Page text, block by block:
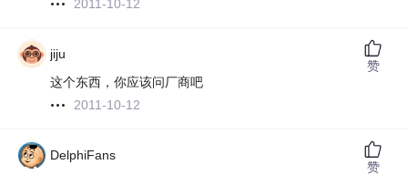
2011-10-12
jiju
这个东西，你应该问厂商吧
2011-10-12
赞
DelphiFans
赞